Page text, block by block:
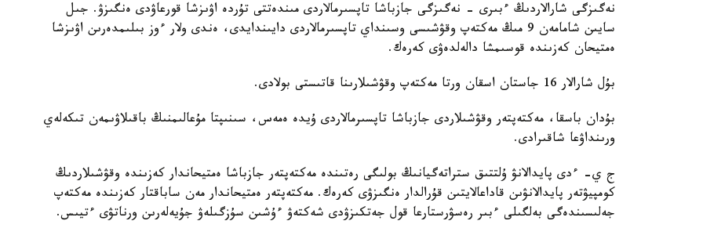
نەگىزگى شارالاردىڭ ءبىرى - نەگىزگى جازباشا تاپسىرمالاردى مىندەتتى تۇردە اۋىزشا قورعاۋدى ەنگىزۋ. جىل
سايىن شامامەن 9 مىڭ مەكتەپ وقۋشىسى وسىنداي تاپسىرمالاردى دايىندايدى، ەندى ولار ءوز بىلىمدەرىن اۋىزشا
ەمتيحان كەزىندە قوسىمشا دالەلدەۋى كەرەك.
بۇل شارالار 16 جاستان اسقان ورتا مەكتەپ وقۋشىلارىنا قاتىستى بولادى.
بۇدان باسقا، مەكتەپتەر وقۋشىلاردى جازباشا تاپسىرمالاردى ۇيدە ەمەس، سىنىپتا مۇعالىمنىڭ باقىلاۋىمەن تىكەلەي
ورىنداۋعا شاقىرادى.
ج ي- ءدى پايدالانۋ ۇلتتىق ستراتەگيانىڭ بولىگى رەتىندە مەكتەپتەر جازباشا ەمتيحاندار كەزىندە وقۋشىلاردىڭ
كومپيۋتەر پايدالانۋىن قاداعالايتىن قۇرالدار ەنگىزۋى كەرەك. مەكتەپتەر ەمتيحاندار مەن ساباقتار كەزىندە مەكتەپ
جەلىسىندەگى بەلگىلى ءبىر رەسۋرستارعا قول جەتكىزۋدى شەكتەۋ ءۇشىن سۇزگىلەۋ جۇيەلەرىن ورناتۋى ءتيىس.